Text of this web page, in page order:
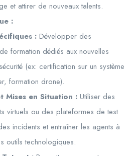
et attirer de nouveaux talents.
:
: Développer des
formation dédiés aux nouvelles
(ex: certification sur un système
formation drone).
Mises en Situation : Utiliser des
virtuels ou des plateformes de test
incidents et entraîner les agents à
outils technologiques.